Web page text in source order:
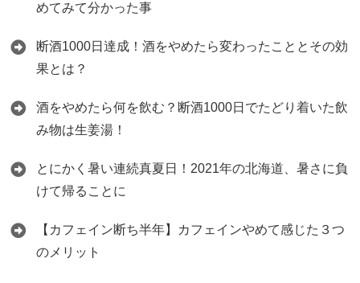
めてみて分かった事
断酒1000日達成！酒をやめたら変わったこととその効
果とは？
酒をやめたら何を飲む？断酒1000日でたどり着いた飲
み物は生姜湯！
とにかく暑い連続真夏日！2021年の北海道、暑さに負
けて帰ることに
【カフェイン断ち半年】カフェインやめて感じた３つ
のメリット